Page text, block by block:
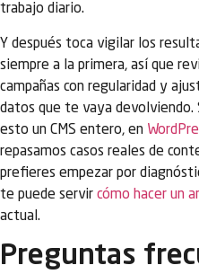
trabajo diario.
Y después toca vigilar los
siempre a la primera, así que
campañas con regularidad y
datos que te vaya devolviendo.
esto un CMS entero, en
repasamos casos reales de
prefieres empezar por
te puede servir cómo hacer un
actual.
Preguntas